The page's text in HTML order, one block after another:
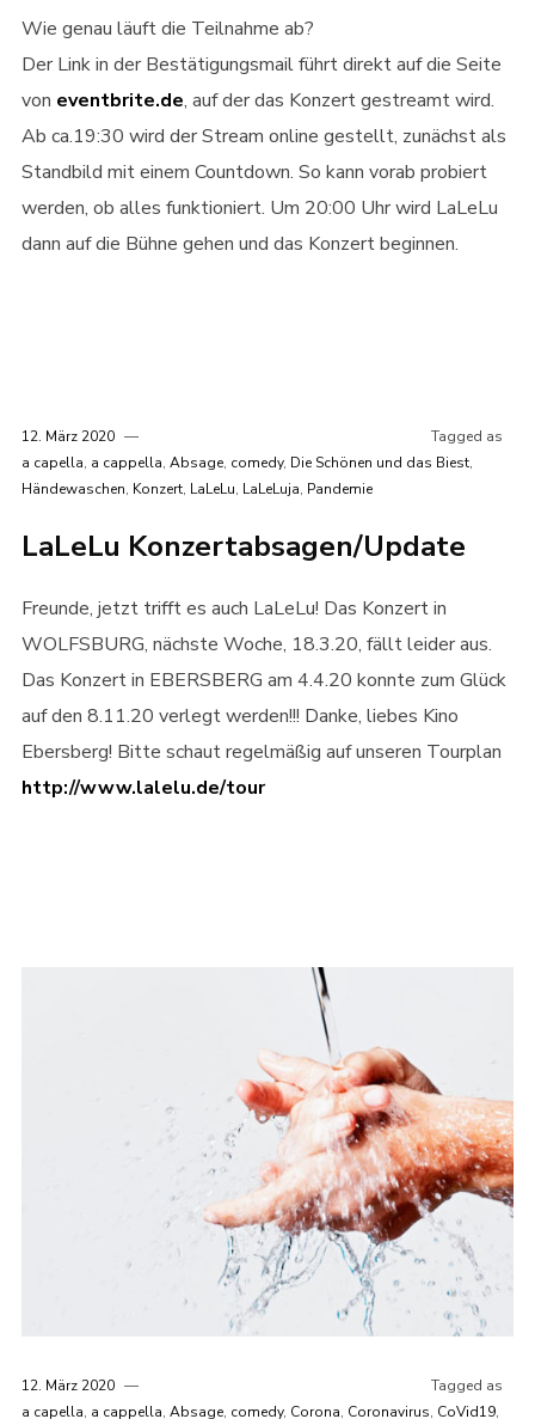
Wie genau läuft die Teilnahme ab?
Der Link in der Bestätigungsmail führt direkt auf die Seite
von eventbrite.de, auf der das Konzert gestreamt wird.
Ab ca.19:30 wird der Stream online gestellt, zunächst als
Standbild mit einem Countdown. So kann vorab probiert
werden, ob alles funktioniert. Um 20:00 Uhr wird LaLeLu
dann auf die Bühne gehen und das Konzert beginnen.
12. März 2020
Tagged as
a capella, a cappella, Absage, comedy, Die Schönen und das Biest,
Händewaschen, Konzert, LaLeLu, LaLeLuja, Pandemie
LaLeLu Konzertabsagen/Update
Freunde, jetzt trifft es auch LaLeLu! Das Konzert in
WOLFSBURG, nächste Woche, 18.3.20, fällt leider aus.
Das Konzert in EBERSBERG am 4.4.20 konnte zum Glück
auf den 8.11.20 verlegt werden!!! Danke, liebes Kino
Ebersberg! Bitte schaut regelmäßig auf unseren Tourplan
http://www.lalelu.de/tour
12. März 2020
Tagged as
a capella, a cappella, Absage, comedy, Corona, Coronavirus, CoVid19,